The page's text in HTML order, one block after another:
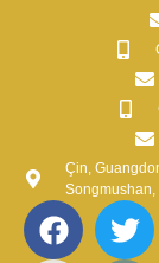
Çin,
Songmushan,